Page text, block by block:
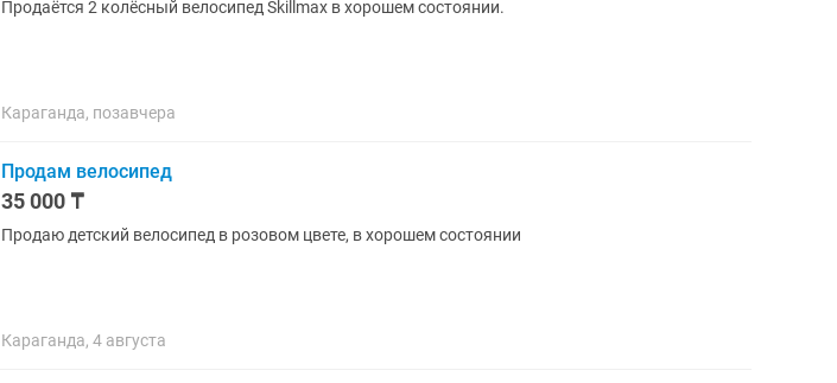
Продаётся 2 колёсный велосипед Skillmax в хорошем состоянии.
Караганда, позавчера
Продам велосипед
35 000 ₸
Продаю детский велосипед в розовом цвете, в хорошем состоянии
Караганда, 4 августа